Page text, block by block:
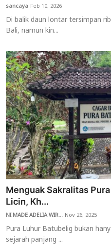
sancaya Feb 10, 2026
Di balik daun lontar tersimpan
Bali, namun kin...
Menguak Sakralitas
Licin, Kh...
NI MADE ADELIA WIR... Nov 26, 2025
Pura Luhur Batubelig bukan
sejarah panjang ...